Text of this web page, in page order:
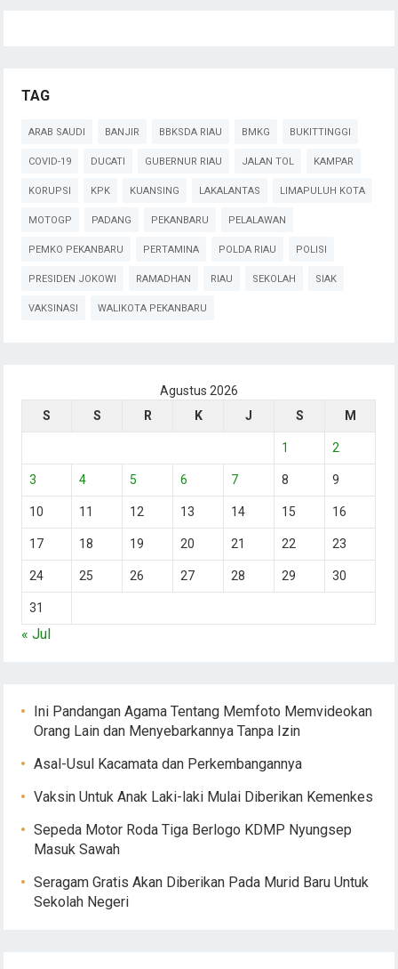
TAG
ARAB SAUDI BANJIR BBKSDA RIAU BMKG BUKITTINGGI
COVID-19 DUCATI GUBERNUR RIAU JALAN TOL KAMPAR
KORUPSI KPK KUANSING LAKALANTAS LIMAPULUH KOTA
MOTOGP PADANG PEKANBARU PELALAWAN
PEMKO PEKANBARU PERTAMINA POLDA RIAU POLISI
PRESIDEN JOKOWI RAMADHAN RIAU SEKOLAH SIAK
VAKSINASI WALIKOTA PEKANBARU
Agustus 2026
S
S R K J S M
1 2
3 4 5 6 7 8 9
10 11 12 13 14 15 16
17 18 19 20 21 22 23
24 25 26 27 28 29 30
31
« Jul
Ini Pandangan Agama Tentang Memfoto Memvideokan
Orang Lain dan Menyebarkannya Tanpa Izin
Asal-Usul Kacamata dan Perkembangannya
Vaksin Untuk Anak Laki-laki Mulai Diberikan Kemenkes
Sepeda Motor Roda Tiga Berlogo KDMP Nyungsep
Masuk Sawah
Seragam Gratis Akan Diberikan Pada Murid Baru Untuk
Sekolah Negeri